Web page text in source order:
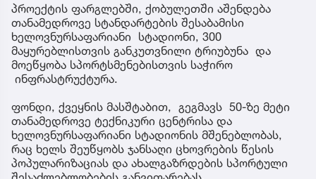
პროექტის ფარგლებში, ქობულეთში აშენდება
თანამედროვე სტანდარტების შესაბამისი
ხელოვნურსაფარიანი სტადიონი, 300
მაყურებლისთვის განკუთვნილი ტრიუბუნა და
მოეწყობა სპორტსმენებისთვის საჭირო
ინფრასტრუქტურა.
ფონდი, ქვეყნის მასშტაბით, გეგმავს 50-ზე მეტი
თანამედროვე ტექნიკური ცენტრისა და
ხელოვნურსაფარიანი სტადიონის მშენებლობას,
რაც ხელს შეუწყობს ჯანსაღი ცხოვრების წესის
პოპულარიზაციას და ახალგაზრდების სპორტული